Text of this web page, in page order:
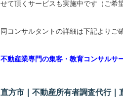
せて頂くサービスも実施中です（ご希
同コンサルタントの詳細は下記よりご
不動産業専門の集客・教育コンサルサ
直方市｜不動産所有者調査代行｜